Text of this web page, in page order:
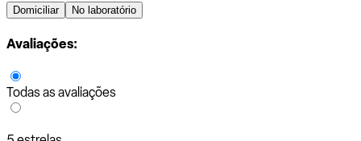
Domiciliar No laboratório
Avaliações:
Todas as avaliações